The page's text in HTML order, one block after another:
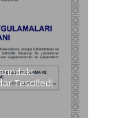
Tescilledi